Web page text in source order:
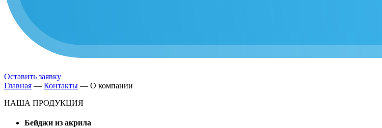
Оставить заявку
Главная — Контакты — О компании
НАША ПРОДУКЦИЯ
Бейджи из акрила